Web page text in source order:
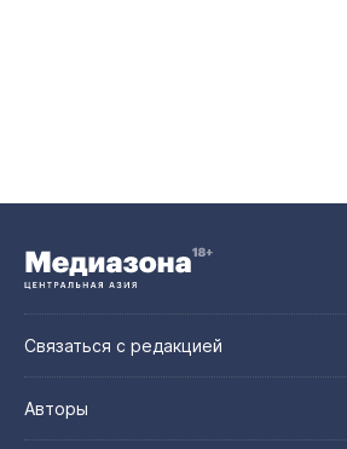
Связаться с редакцией
Авторы